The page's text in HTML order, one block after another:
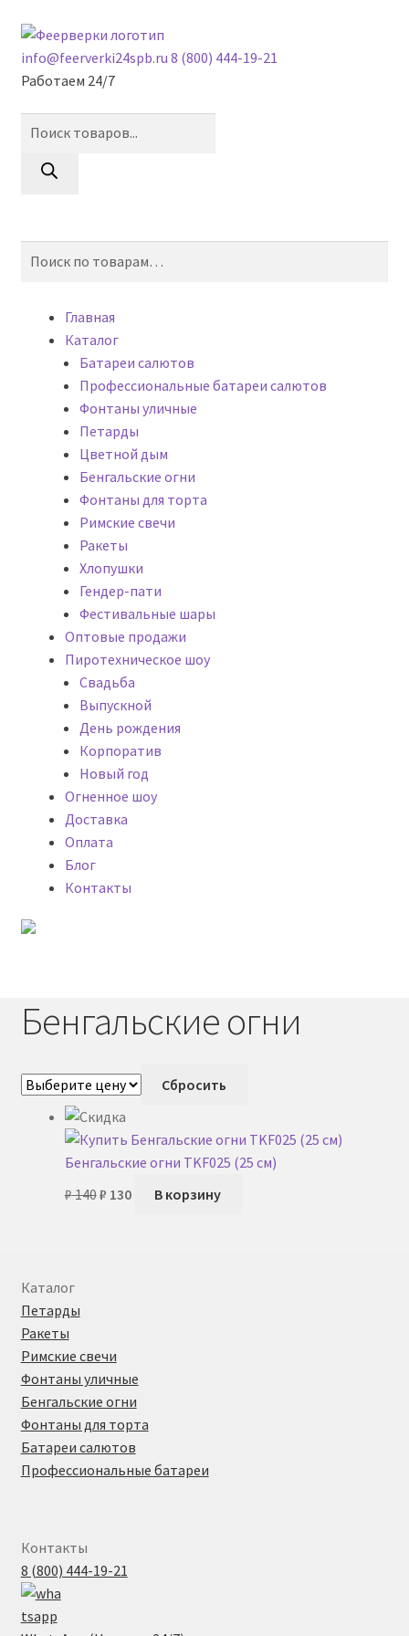
Skip
to
navigation
Skip
to
content
info@feerverki24spb.ru 8 (800) 444-19-21
Работаем 24/7
Главная
Каталог
Батареи салютов
Профессиональные батареи салютов
Фонтаны уличные
Петарды
Цветной дым
Бенгальские огни
Фонтаны для торта
Римские свечи
Ракеты
Хлопушки
Гендер-пати
Фестивальные шары
Оптовые продажи
Пиротехническое шоу
Cвадьба
Выпускной
День рождения
Корпоратив
Новый год
Огненное шоу
Доставка
Оплата
Блог
Контакты
Блог
Доставка фейерверков
Каталог
Корзина
О нас
Оплата
Оформление заказа
Пиротехническое шоу под ключ
Салюты и фейерверки оптом
Световое и огненное шоу 24/7
Бенгальские огни
Сбросить
Бенгальские огни TKF025 (25 см)
₽140₽ 130 В корзину
Каталог
Петарды
Ракеты
Римские свечи
Фонтаны уличные
Бенгальские огни
Фонтаны для торта
Батареи салютов
Профессиональные батареи
Контакты
8 (800) 444-19-21